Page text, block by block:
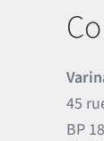
45
BP